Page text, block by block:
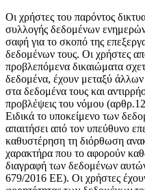
Οι χρήστες του παρόντος
συλλογής δεδομένων
σαφή για το σκοπό της
δεδομένων τους. Οι χρήστες
προβλεπόμενα δικαιώματα
δεδομένα, έχουν μεταξύ
στα δεδομένα τους και
προβλέψεις του νόμου
Ειδικά το υποκείμενο των
απαιτήσει από τον υπεύθυνο
καθυστέρηση τη διόρθωση
χαρακτήρα που το αφορούν
διαγραφή των δεδομένων
679/2016 ΕΕ). Οι χρήστες